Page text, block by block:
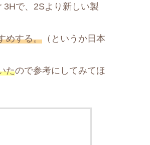
3Hで、2Sより新しい製
めする。 （というか日本
たので参考にしてみてほ